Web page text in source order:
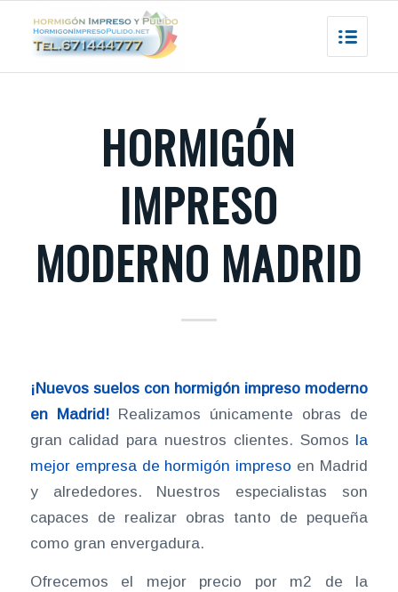
HORMIGÓN
IMPRESO
MODERNO MADRID
¡Nuevos suelos con hormigón impreso moderno
en Madrid!Realizamos únicamente obras de
gran calidad para nuestros clientes. Somos la
mejor empresa de hormigón impreso en Madrid
y alrededores. Nuestros especialistas son
capaces de realizar obras tanto de pequeña
como gran envergadura.
Ofrecemos el mejor precio por m2 de la